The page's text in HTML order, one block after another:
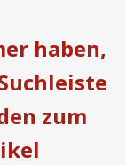
haben,
zum